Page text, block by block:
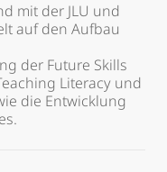
mit der JLU und
auf den Aufbau
der Future Skills
Literacy und
die Entwicklung